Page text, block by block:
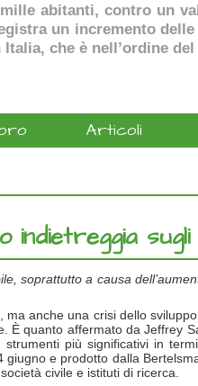
abitanti, contro un
un incremento
che è nell’ordine del
Articoli
indietreggia sugli
soprattutto a causa
anche una crisi dello
quanto affermato da Jeffrey
strumenti più significativi in
e prodotto dalla
civile e istituti di ricerca.